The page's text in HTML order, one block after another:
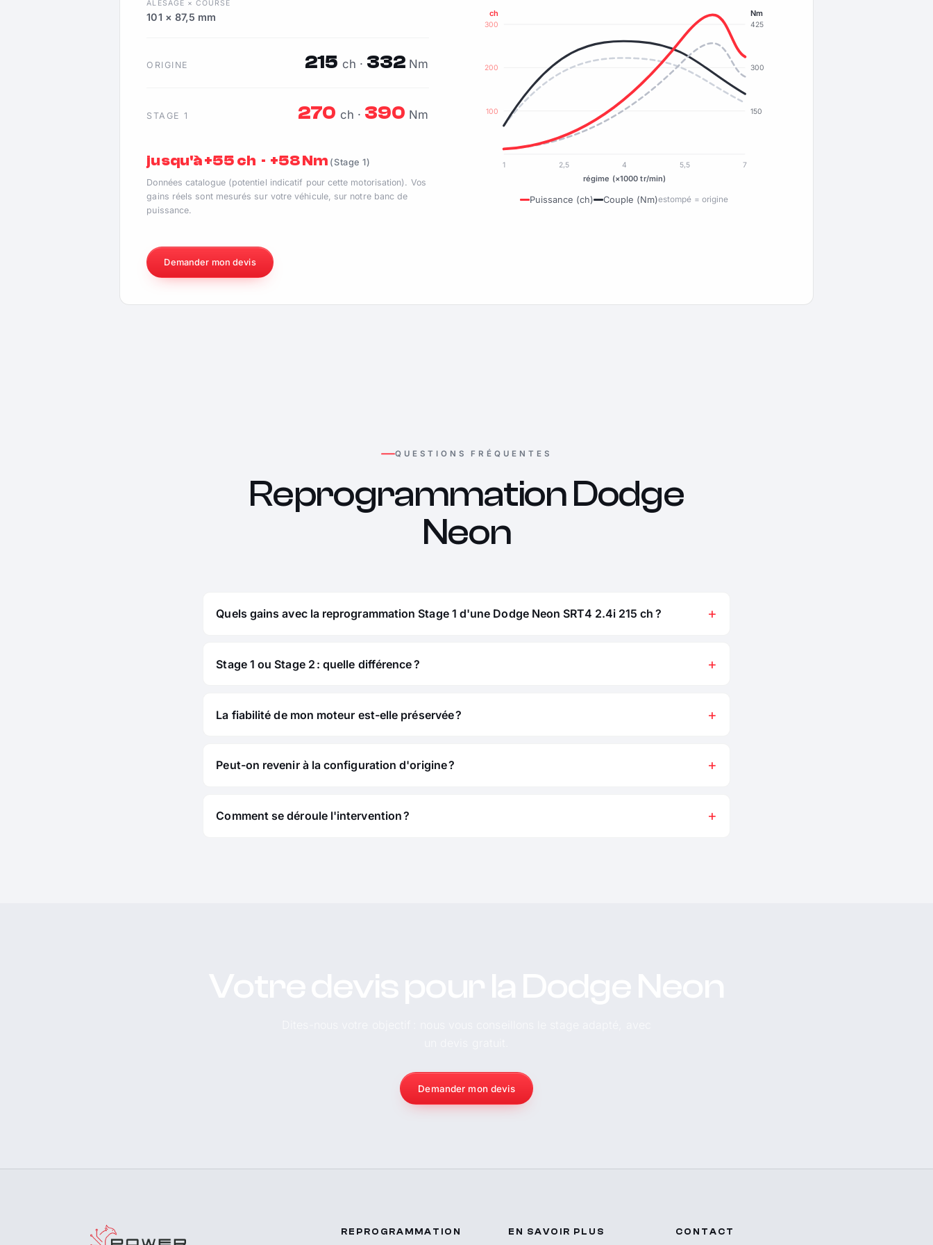
ALÉSAGE × COURSE
101 × 87,5 mm
ORIGINE 215 ch · 332 Nm
STAGE 1 270 ch · 390 Nm
jusqu'à +55 ch · +58 Nm (Stage 1)
Données catalogue (potentiel indicatif pour cette motorisation). Vos
gains réels sont mesurés sur votre véhicule, sur notre banc de
puissance.
100
200
300
150
300
425
ch Nm
1 2,5 4 5,5 7
régime (×1000 tr/min)
Puissance (ch) Couple (Nm)estompé = origine
Demander mon devis
QUESTIONS FRÉQUENTES
Reprogrammation Dodge
Neon
Quels gains avec la reprogrammation Stage 1 d'une Dodge Neon SRT4 2.4i 215 ch ?
Stage 1 ou Stage 2 : quelle différence ?
La fiabilité de mon moteur est-elle préservée ?
Peut-on revenir à la configuration d'origine ?
Comment se déroule l'intervention ?
Demander mon devis
REPROGRAMMATION EN SAVOIR PLUS CONTACT